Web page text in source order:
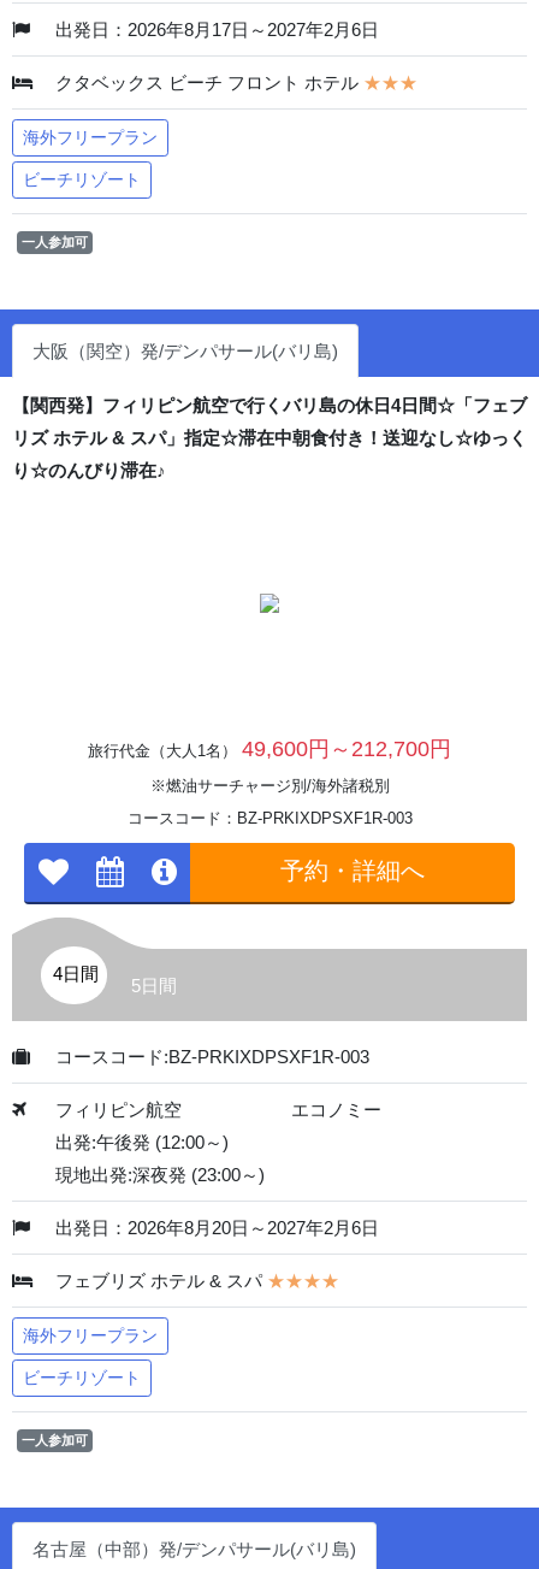
出発日：2026年8月17日～2027年2月6日
クタベックス ビーチ フロント ホテル ★★★
海外フリープラン
ビーチリゾート
一人参加可
大阪（関空）発/デンパサール(バリ島)
【関西発】フィリピン航空で行くバリ島の休日4日間☆「フェブ
リズ ホテル & スパ」指定☆滞在中朝食付き！送迎なし☆ゆっく
り☆のんびり滞在♪
旅行代金（大人1名） 49,600円～212,700円
※燃油サーチャージ別/海外諸税別
コースコード：BZ-PRKIXDPSXF1R-003
予約・詳細へ
4日間
5日間
コースコード:BZ-PRKIXDPSXF1R-003
フィリピン航空
エコノミー
出発:午後発 (12:00～)
現地出発:深夜発 (23:00～)
出発日：2026年8月20日～2027年2月6日
フェブリズ ホテル & スパ ★★★★
海外フリープラン
ビーチリゾート
一人参加可
名古屋（中部）発/デンパサール(バリ島)